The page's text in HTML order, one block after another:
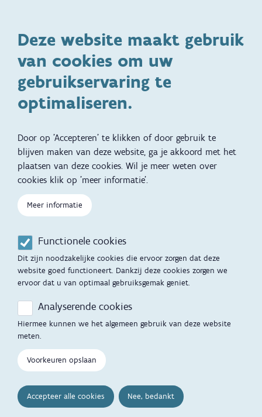
Deze website maakt gebruik
van cookies om uw
gebruikservaring te
optimaliseren.
Door op 'Accepteren' te klikken of door gebruik te
blijven maken van deze website, ga je akkoord met het
plaatsen van deze cookies. Wil je meer weten over
cookies klik op 'meer informatie'.
Meer informatie
Functionele cookies
Dit zijn noodzakelijke cookies die ervoor zorgen dat deze
website goed functioneert. Dankzij deze cookies zorgen we
ervoor dat u van optimaal gebruiksgemak geniet.
Analyserende cookies
Hiermee kunnen we het algemeen gebruik van deze website
meten.
Voorkeuren opslaan
Accepteer alle cookies Nee, bedankt
Ontwikkeling en gedrag
Specifieke
ondersteuningsbehoefte
Zwangerschap en geboorte
Slapen
Gezinsleven
Adoptie
Kinderwens
Voet
Kind en Gezin diensten
Aanbod tijdens de
zwangerschap
Opvoedingsondersteuning
Kinderopvang
Hulp en contact
Contactfomulier
Opgroeipunt
Veelgestelde vragen
Vertalingen
Mijn Opgroeien